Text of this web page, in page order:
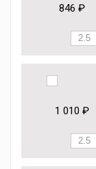
846 ₽
1 010 ₽